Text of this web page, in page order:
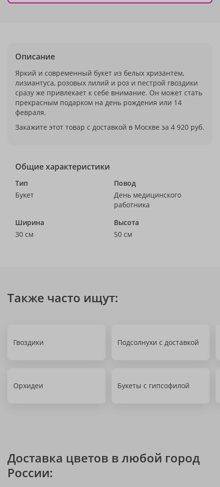
Описание
Яркий и современный букет из белых хризантем,
лизиантуса, розовых лилий и роз и пестрой гвоздики
сразу же привлекает к себе внимание. Он может стать
прекрасным подарком на день рождения или 14
февраля.
Закажите этот товар с доставкой в Москве за 4 920 руб.
Общие характеристики
Тип
Букет
Повод
День медицинского
работника
Ширина
30 см
Высота
50 см
Также часто ищут:
Гвоздики Подсолнухи с доставкой
Орхидеи Букеты с гипсофилой
Доставка цветов в любой город
России: